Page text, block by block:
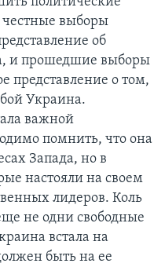
выборы
об
и прошедшие выборы
представление о том,
Украина.
важной
помнить, что она
Запада, но в
настояли на своем
лидеров. Коль
не одни свободные
встала на
быть на ее